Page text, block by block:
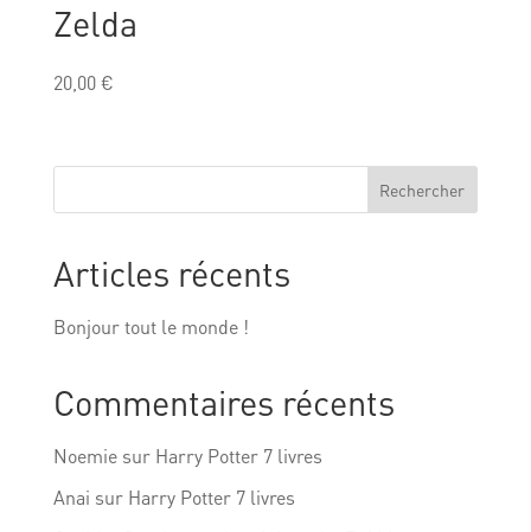
Zelda
20,00€
Rechercher
Articles récents
Bonjour tout le monde !
Commentaires récents
Noemiesur Harry Potter 7 livres
Anai sur Harry Potter 7 livres